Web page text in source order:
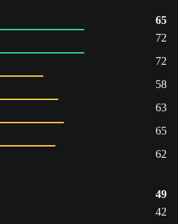
65
72
72
58
63
65
62
49
42